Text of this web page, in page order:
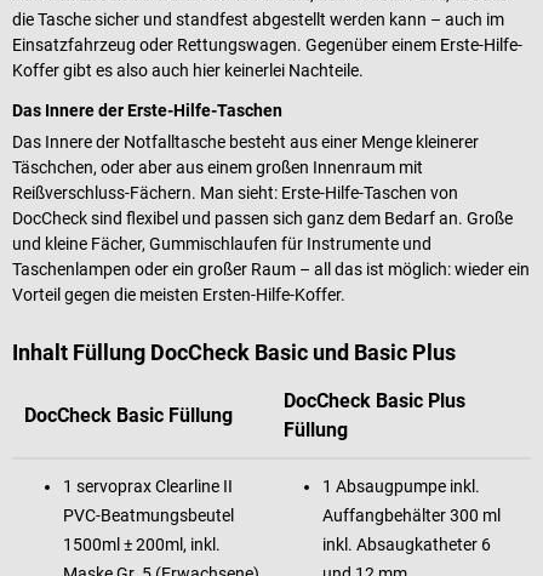
die Tasche sicher und standfest abgestellt werden kann – auch im
Einsatzfahrzeug oder Rettungswagen. Gegenüber einem Erste-Hilfe-
Koffer gibt es also auch hier keinerlei Nachteile.
Das Innere der Erste-Hilfe-Taschen
Das Innere der Notfalltasche besteht aus einer Menge kleinerer
Täschchen, oder aber aus einem großen Innenraum mit
Reißverschluss-Fächern. Man sieht: Erste-Hilfe-Taschen von
DocCheck sind flexibel und passen sich ganz dem Bedarf an. Große
und kleine Fächer, Gummischlaufen für Instrumente und
Taschenlampen oder ein großer Raum – all das ist möglich: wieder ein
Vorteil gegen die meisten Ersten-Hilfe-Koffer.
Inhalt Füllung DocCheck Basic und Basic Plus
DocCheck Basic Füllung
DocCheck Basic Plus
Füllung
1 servoprax Clearline II
PVC-Beatmungsbeutel
1500ml ± 200ml, inkl.
1 Absaugpumpe inkl.
Auffangbehälter 300 ml
inkl. Absaugkatheter 6